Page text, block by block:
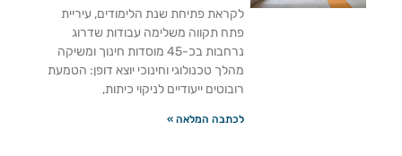
לקראת פתיחת שנת הלימודים, עיריית
פתח תקווה משלימה עבודות שדרוג
נרחבות בכ-45 מוסדות חינוך ומשיקה
מהלך טכנולוגי וחינוכי יוצא דופן: הטמעת
רובוטים ייעודיים לניקוי כיתות,
לכתבה המלאה »